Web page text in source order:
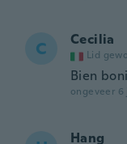
C Cecilia
Lid
Bien
ongeveer 6
Hang